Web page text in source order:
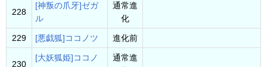
228
[神叛の爪牙]ゼガ
ル
通常進
化
229 [悪戯狐]ココノツ 進化前
230
[大妖狐姫]ココノ
通常進